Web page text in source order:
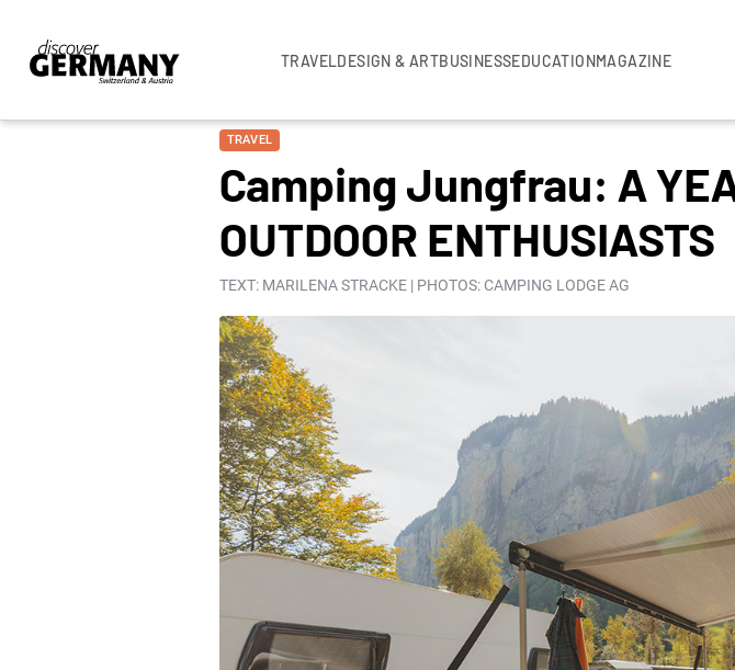
TRAVELDESIGN & ARTBUSINESSEDUCATIONMAGAZINE
TRAVEL
Camping Jungfrau: A
OUTDOOR ENTHUSIASTS
TEXT: MARILENA STRACKE | PHOTOS: CAMPING LODGE AG